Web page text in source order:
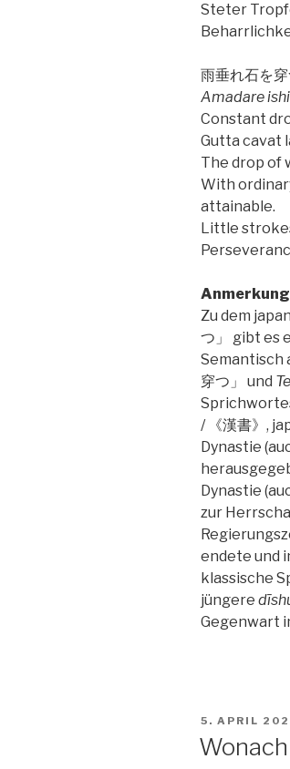
Steter
雨垂れ石を
Amadare
Constant
Gutta cavat
The drop of
With
attainable.
Little
Anmerkung
Zu dem
つ」 gibt es
Semantisch
穿つ」 und
/ 《漢書》,
Dynastie
Dynastie
zur
endete und
klassische
jüngere
Gegenwart
AM
5. APRIL